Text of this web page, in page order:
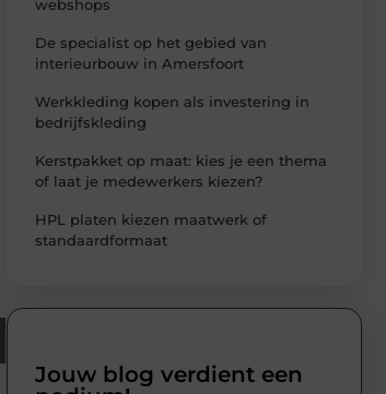
webshops
De specialist op het gebied van
interieurbouw in Amersfoort
Werkkleding kopen als investering in
bedrijfskleding
Kerstpakket op maat: kies je een thema
of laat je medewerkers kiezen?
HPL platen kiezen maatwerk of
standaardformaat
Jouw blog verdient een